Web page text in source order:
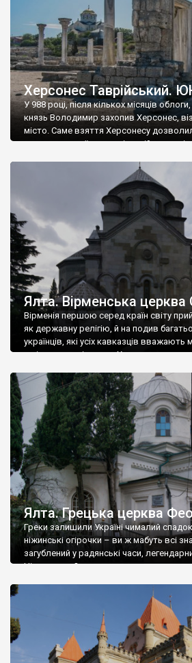
Херсонес Таврійський.
У 988 році, після кількох місяців
князь Володимир захопив Херсонес,
місто. Саме взяття Херсонесу
диктувати свої умови візантійському
Херсонесі Володимир-язичник, став
А потім було Хрещення Русі. На честь
Ялта. Вірменська церква
Вірменія першою серед країн світу
як державну релігію, й на подив
українців, які усіх кавказців
є відданими вірянами Христа
Ялта. Грецька церква
Греки залишили Україні чималий
ніжинські огірочки – ви ж мабуть всі
загублений у радянські часи,
Ніжин греки?